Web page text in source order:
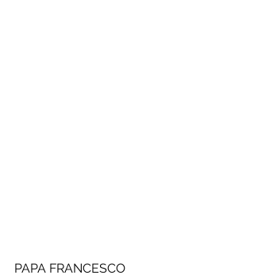
PAPA FRANCESCO